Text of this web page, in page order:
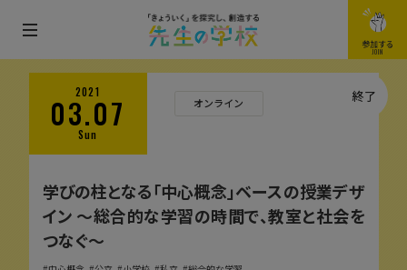
メ
参加する
JOIN
2021
03.07
Sun
オンライン 終了
学びの柱となる「中心概念」ベースの授業デザ
イン 〜総合的な学習の時間で、教室と社会を
つなぐ〜